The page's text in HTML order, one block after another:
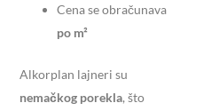
Cena se obračunava
po m²
Alkorplan lajneri su
nemačkog porekla, što